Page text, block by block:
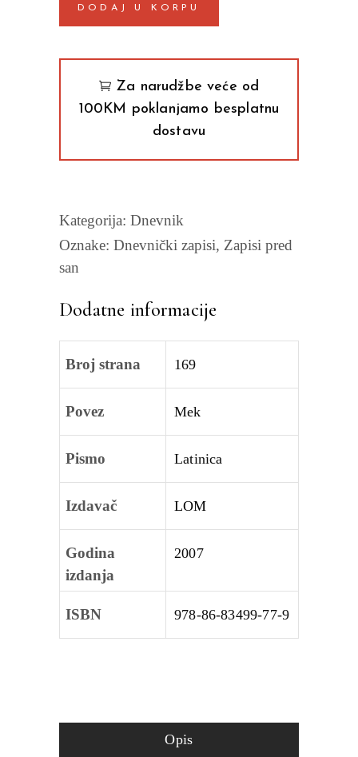
Sei
quantity
DODAJ U KORPU
Za narudžbe veće od
100KM poklanjamo besplatnu
dostavu
Kategorija: Dnevnik
Oznake: Dnevnički zapisi, Zapisi pred
san
Dodatne informacije
Broj strana 169
Povez Mek
Pismo Latinica
Izdavač LOM
Godina
izdanja
2007
ISBN 978‑86‑83499‑77‑9
Opis